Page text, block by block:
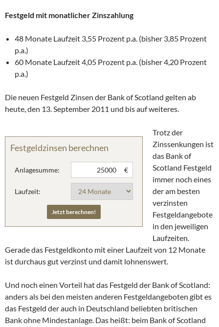
Festgeld mit monatlicher Zinszahlung
48 Monate Laufzeit 3,55 Prozent p.a. (bisher 3,85 Prozent
p.a.)
60 Monate Laufzeit 4,05 Prozent p.a. (bisher 4,20 Prozent
p.a.)
Die neuen Festgeld Zinsen der Bank of Scotland gelten ab
heute, den 13. September 2011 und bis auf weiteres.
Festgeldzinsen berechnen
Anlagesumme: €
Laufzeit:
Trotz der
Zinssenkungen ist
das Bank of
Scotland Festgeld
immer noch eines
der am besten
verzinsten
Festgeldangebote
in den jeweiligen
Laufzeiten.
Gerade das Festgeldkonto mit einer Laufzeit von 12 Monate
ist durchaus gut verzinst und damit lohnenswert.
Und noch einen Vorteil hat das Festgeld der Bank of Scotland:
anders als bei den meisten anderen Festgeldangeboten gibt es
das Festgeld der auch in Deutschland beliebten britischen
Bank ohne Mindestanlage. Das heißt: beim Bank of Scotland